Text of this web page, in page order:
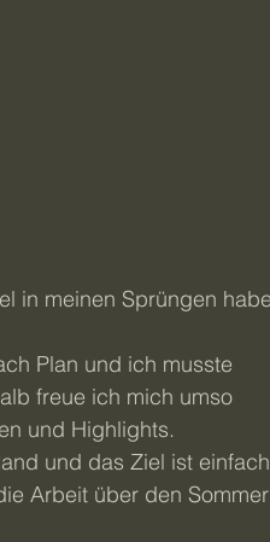
Plan und ich musste
freue ich mich umso
und Highlights.
und das Ziel ist einfach
Arbeit über den Sommer